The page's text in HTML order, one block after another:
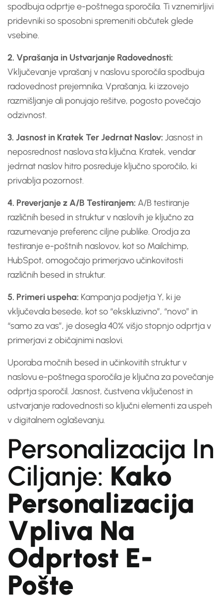
spodbuja odprtje e-poštnega sporočila. Ti vznemirljivi
pridevniki so sposobni spremeniti občutek glede
vsebine.
2. Vprašanja in Ustvarjanje Radovednosti:
Vključevanje vprašanj v naslovu sporočila spodbuja
radovednost prejemnika. Vprašanja, ki izzovejo
razmišljanje ali ponujajo rešitve, pogosto povečajo
odzivnost.
3. Jasnost in Kratek Ter Jedrnat Naslov: Jasnost in
neposrednost naslova sta ključna. Kratek, vendar
jedrnat naslov hitro posreduje ključno sporočilo, ki
privablja pozornost.
4. Preverjanje z A/B Testiranjem: A/B testiranje
različnih besed in struktur v naslovih je ključno za
razumevanje preferenc ciljne publike. Orodja za
testiranje e-poštnih naslovov, kot so Mailchimp,
HubSpot, omogočajo primerjavo učinkovitosti
različnih besed in struktur.
5. Primeri uspeha: Kampanja podjetja Y, ki je
vključevala besede, kot so “ekskluzivno”, “novo” in
“samo za vas”, je dosegla 40% višjo stopnjo odprtja v
primerjavi z običajnimi naslovi.
Uporaba močnih besed in učinkovitih struktur v
naslovu e-poštnega sporočila je ključna za povečanje
odprtja sporočil. Jasnost, čustvena vključenost in
ustvarjanje radovednosti so ključni elementi za uspeh
v digitalnem oglaševanju.
Personalizacija In
Ciljanje: Kako
Personalizacija
Vpliva Na
Odprtost E-
Pošte